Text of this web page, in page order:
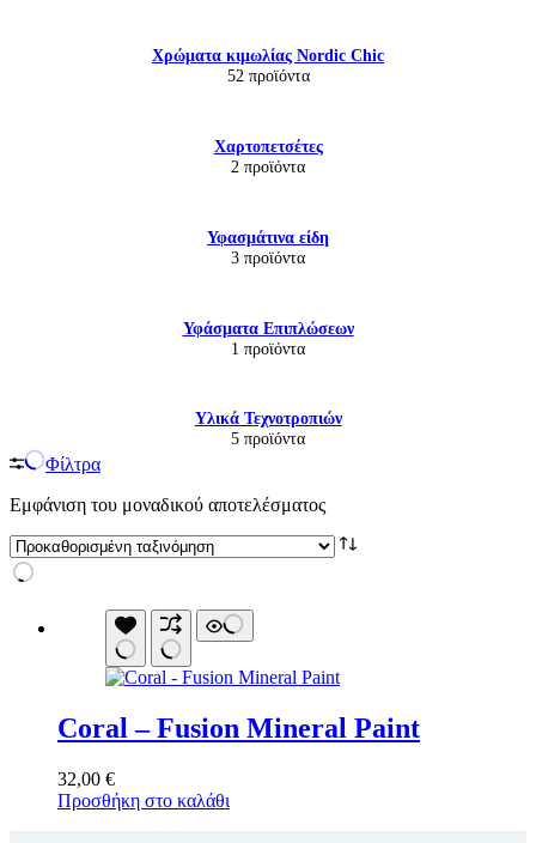
Χρώματα κιμωλίας Nordic Chic
52 προϊόντα
Χαρτοπετσέτες
2 προϊόντα
Υφασμάτινα είδη
3 προϊόντα
Υφάσματα Επιπλώσεων
1 προϊόντα
Υλικά Τεχνοτροπιών
5 προϊόντα
Φίλτρα
Εμφάνιση του μοναδικού αποτελέσματος
Coral – Fusion Mineral Paint
32,00 €
Προσθήκη στο καλάθι